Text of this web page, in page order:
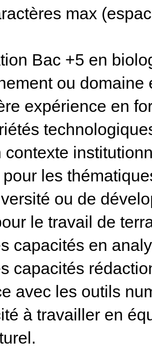
max
Bac +5 en
ou domaine
expérience en
contexte
pour les
ou de
le travail de
capacités en
capacités
avec les outils
à travailler en